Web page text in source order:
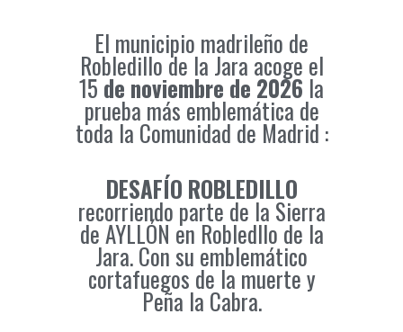
El municipio madrileño de
Robledillo de la Jara acoge el
15 de noviembre de 2026 la
prueba más emblemática de
toda la Comunidad de Madrid :
DESAFÍO ROBLEDILLO
recorriendo parte de la Sierra
de AYLLÓN en Robledllo de la
Jara. Con su emblemático
cortafuegos de la muerte y
Peña la Cabra.